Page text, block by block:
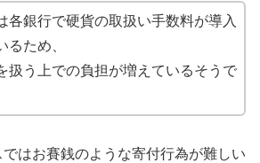
各銀行で硬貨の取扱い手数料が導入
るため、
扱う上での負担が増えているそうで
はお賽銭のような寄付行為が難しい